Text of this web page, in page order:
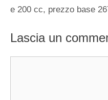
e 200 cc, prezzo base
Lascia un